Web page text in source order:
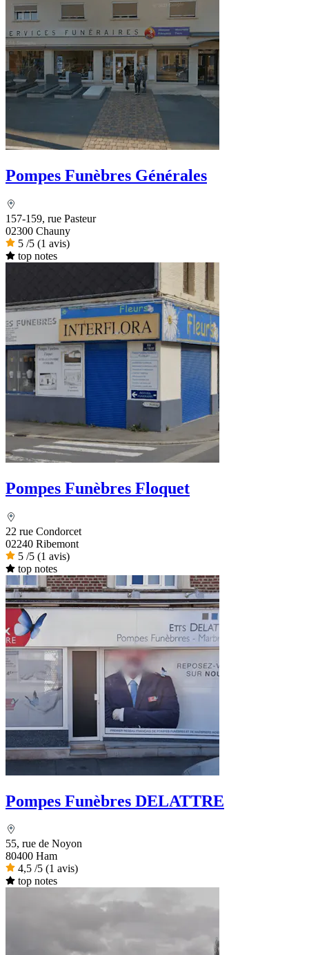
Pompes Funèbres Générales
157-159, rue Pasteur
02300 Chauny
5 /5 (1 avis)
top notes
Pompes Funèbres Floquet
22 rue Condorcet
02240 Ribemont
5 /5 (1 avis)
top notes
Pompes Funèbres DELATTRE
55, rue de Noyon
80400 Ham
4,5 /5 (1 avis)
top notes